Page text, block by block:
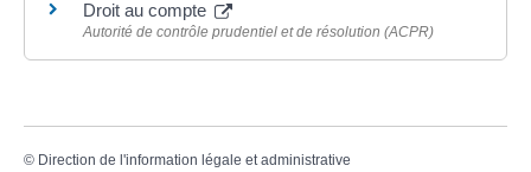
Droit au compte
Autorité de contrôle prudentiel et de résolution (ACPR)
© Direction de l'information légale et administrative